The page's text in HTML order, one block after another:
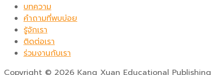
บทความ
คำถามที่พบบ่อย
รู้จักเรา
ติดต่อเรา
ร่วมงานกับเรา
Copyright © 2026 Kang Xuan Educational Publishing